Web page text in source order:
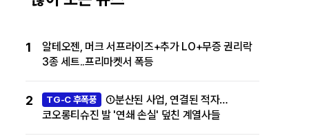
1
알테오젠, 머크 서프라이즈+추가 LO+무증 권리락
3종 세트..프리마켓서 폭등
2 TG-C 후폭풍
①분산된 사업, 연결된 적자…
코오롱티슈진 발 '연쇄 손실' 덮친 계열사들